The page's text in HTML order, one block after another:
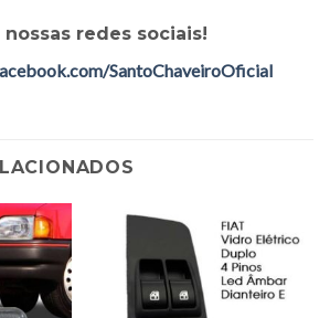
nossas redes sociais!
SantoChaveiroOficial